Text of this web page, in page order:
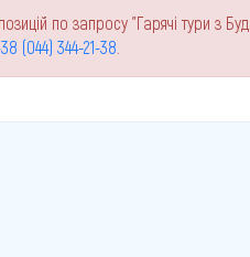
по запросу "Гарячі тури з
(044) 344-21-38